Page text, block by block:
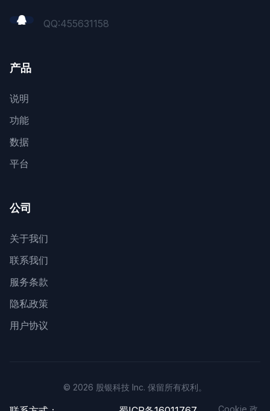
QQ:455631158
产品
说明
功能
数据
平台
公司
关于我们
联系我们
服务条款
隐私政策
用户协议
© 2026 股银科技 Inc. 保留所有权利。
Cookie 政